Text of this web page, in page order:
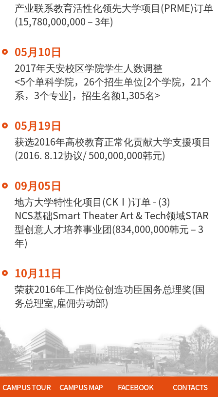
产业联系教育活性化领先大学项目(PRME)订单
(15,780,000,000 – 3年)
05月10日
2017年天安校区学院学生人数调整
<5个单科学院，26个招生单位[2个学院，21个
系，3个专业]，招生名额1,305名>
05月19日
获选2016年高校教育正常化贡献大学支援项目
(2016. 8.12协议/ 500,000,000韩元)
09月05日
地方大学特性化项目(CKⅠ)订单 - (3)
NCS基础Smart Theater Art & Tech领域STAR
型创意人才培养事业团(834,000,000韩元 – 3
年)
10月11日
荣获2016年工作岗位创造功臣国务总理奖(国
务总理室,雇佣劳动部)
CAMPUS TOUR CAMPUS MAP FACEBOOK CONTACTS